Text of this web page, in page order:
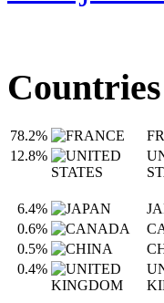
Countries
78.2%
12.8%
6.4%
0.6%
0.5%
0.4%